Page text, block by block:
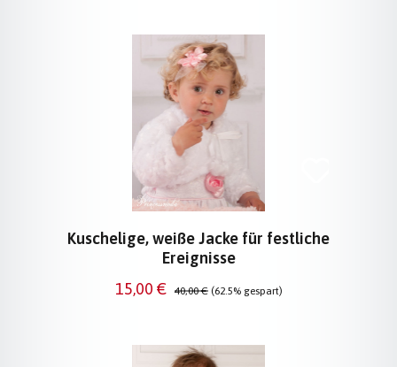
Produktgalerie überspringen
Kuschelige, weiße Jacke für festliche
Ereignisse
Verkaufspreis:
15,00 € Regulärer Preis:
40,00 € (62.5% gespart)